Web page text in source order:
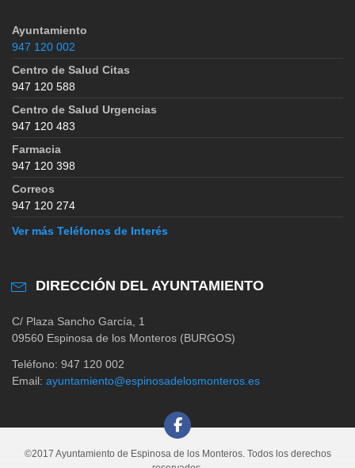
Ayuntamiento
947 120 002
Centro de Salud Citas
947 120 588
Centro de Salud Urgencias
947 120 483
Farmacia
947 120 398
Correos
947 120 274
Ver más Teléfonos de Interés
DIRECCIÓN DEL AYUNTAMIENTO
C/ Plaza Sancho García, 1
09560 Espinosa de los Monteros (BURGOS)
Teléfono: 947 120 002
Email: ayuntamiento@espinosadelosmonteros.es
©2017 Ayuntamiento de Espinosa de los Monteros. Todos los derechos